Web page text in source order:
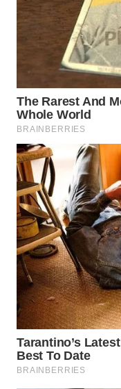
SERDANG
WN
TINGGI
WN
PAKPAK
WN
KARAWANG
WN
BEKASI
WN
BOGOR
WN
DEPOK
WN